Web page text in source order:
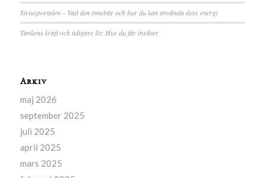
Siriusportalen – Vad den innebär och hur du kan använda dess energi
Tankens kraft och tidigare liv: Hur du får insikter
Arkiv
maj 2026
september 2025
juli 2025
april 2025
mars 2025